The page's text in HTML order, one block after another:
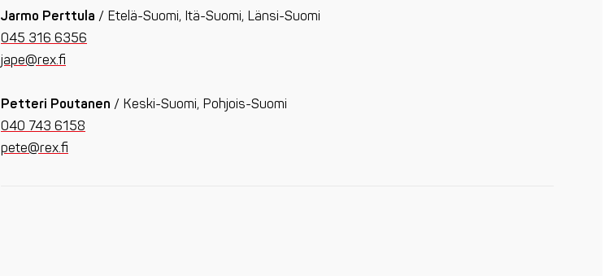
Jarmo Perttula / Etelä-Suomi, Itä-Suomi, Länsi-Suomi
045 316 6356
jape@rex.fi
Petteri Poutanen / Keski-Suomi, Pohjois-Suomi
040 743 6158
pete@rex.fi